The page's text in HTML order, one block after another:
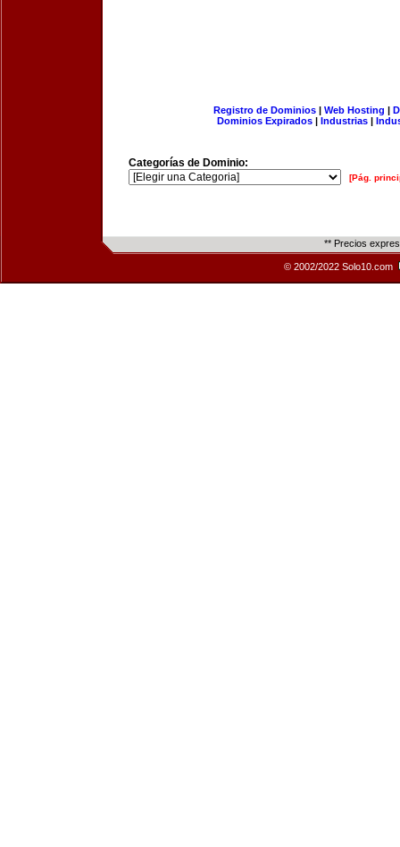
Registro de Dominios| Web Hosting |
Dominios Expirados | Industrias |
Categorías de Dominio:
[Pág.
** Precios
© 2002/2022 Solo10.com